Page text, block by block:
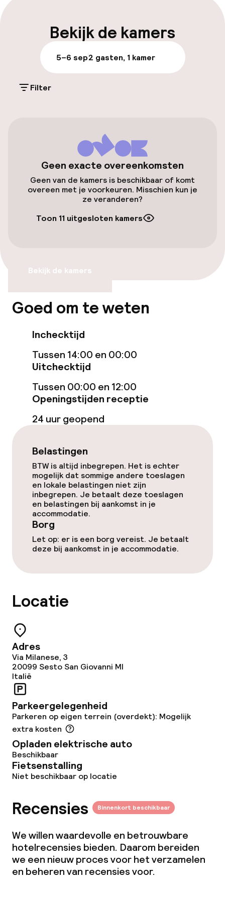
recepties in de betoverende Italiaanse tuinen.
Bagageruimte
Parkeren & mobiliteit
Openbaar parkeren
locatie
Luchthavenshuttle
Toegankelijkheid
Lift
Voor toegankelijkheid
Voor toegankelijkheid
geoptimaliseerde kamers beschikbaar
Zwemmen & wellness
Spacentrum
Massage
Fitnessruimte / gym
Entertainment
Betaalde wifi
Terras
TV lounge
Eet- en drinkgelegenheden
Restaurant
Bar
Eet- en drinkdiensten
Ontbijtbuffet
Lunch à la carte
Bekijk de kamers
5–6 sep2 gasten, 1 kamer
Filter
Geen exacte overeenkomsten
Geen van de kamers is beschikbaar of komt
overeen met je voorkeuren. Misschien kun je
ze veranderen?
Toon 11 uitgesloten kamers
Bekijk de kamers
Goed om te weten
Inchecktijd
Tussen 14:00 en 00:00
Uitchecktijd
Tussen 00:00 en 12:00
Openingstijden receptie
24 uur geopend
Belastingen
BTW is altijd inbegrepen. Het is echter
mogelijk dat sommige andere toeslagen
en lokale belastingen niet zijn
inbegrepen. Je betaalt deze toeslagen
en belastingen bij aankomst in je
accommodatie.
Borg
Let op: er is een borg vereist. Je betaalt
deze bij aankomst in je accommodatie.
Locatie
Adres
Via Milanese, 3
20099 Sesto San Giovanni MI
Italië
Parkeergelegenheid
Parkeren op eigen terrein (overdekt): Mogelijk
extra kosten
Opladen elektrische auto
Beschikbaar
Fietsenstalling
Niet beschikbaar op locatie
Recensies Binnenkort beschikbaar
We willen waardevolle en betrouwbare
hotelrecensies bieden. Daarom bereiden
we een nieuw proces voor het verzamelen
en beheren van recensies voor.